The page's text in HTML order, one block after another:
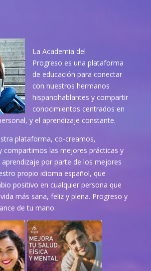
La Academia del
Progreso es una plataforma
de educación para conectar
con nuestros hermanos
hispanohablantes y compartir
conocimientos centrados en
y el aprendizaje constante.
plataforma, co-creamos,
compartimos las mejores prácticas y
aprendizaje por parte de los mejores
propio idioma español, que
positivo en cualquier persona que
más sana, feliz y plena. Progreso y
de tu mano.